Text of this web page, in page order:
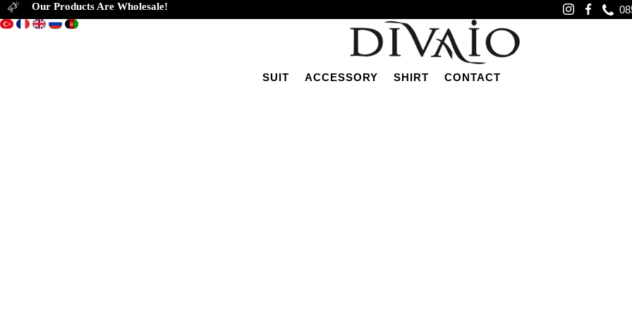
SUIT ACCESSORY SHIRT CONTACT
Our Products Are Wholesale!